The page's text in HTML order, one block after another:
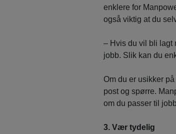
enklere for
også viktig at du
– Hvis du vil bli lagt
jobb. Slik kan du
Om du er usikker
post og spørre.
om du passer til
3. Vær tydelig